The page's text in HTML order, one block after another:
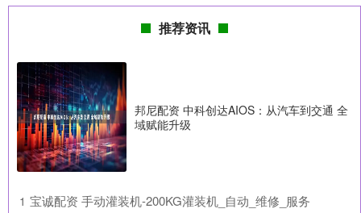
推荐资讯
邦尼配资 中科创达AIOS：从汽车到交通 全
域赋能升级
1 ​宝诚配资 手动灌装机-200KG灌装机_自动_维修_服务